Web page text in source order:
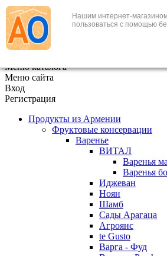
Нашим интернет-
пользоваться с помощью
+7 (495) 646-888-1
В корзине 0
Меню каталога
Меню сайта
Вход
Регистрация
Продукты из Армении
Фруктовые консервации
Варенье
ВИТАЛ
Варенья
Варенья
Иджеван
Ноян
Шамб
Сады Арагаца
Агроянс
te Gusto
Варга - Фуд